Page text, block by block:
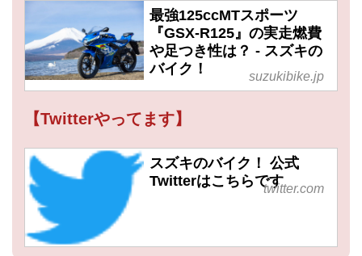
最強125ccMTスポーツ
『GSX-R125』の実走燃費
や足つき性は？ - スズキの
バイク！
suzukibike.jp
【Twitterやってます】
スズキのバイク！ 公式
Twitterはこちらですtwitter.com